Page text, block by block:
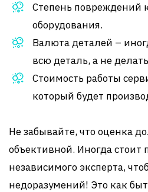
Степень повреждений
оборудования.
Валюта деталей –
всю деталь, а не
Стоимость работы
который будет
Не забывайте, что оценка
объективной. Иногда стоит
независимого эксперта,
недоразумений! Это как